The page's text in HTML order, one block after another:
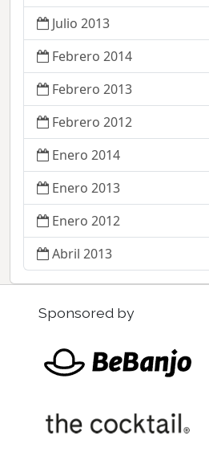
Julio 2013
Febrero 2014
Febrero 2013
Febrero 2012
Enero 2014
Enero 2013
Enero 2012
Abril 2013
Sponsored by